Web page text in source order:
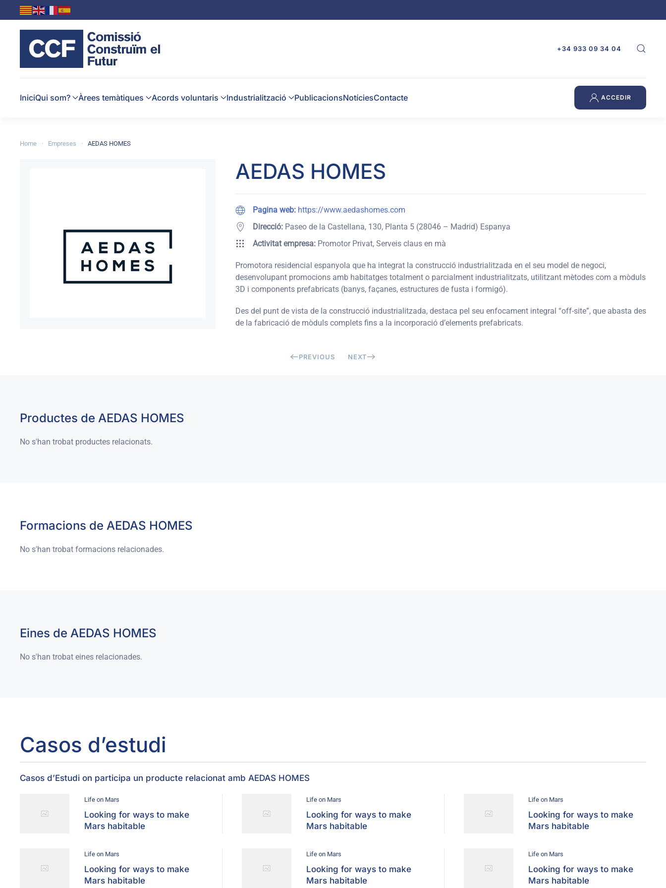
Skip to main content
+34 933 09 34 04
IniciQui som? Àrees temàtiques Acords voluntaris Industrialització PublicacionsNotíciesContacte ACCEDIR
Home Empreses AEDAS HOMES
AEDAS HOMES
Pagina web: https://www.aedashomes.com
Direcció:Paseo de la Castellana, 130, Planta 5 (28046 – Madrid) Espanya
Activitat empresa: Promotor Privat, Serveis claus en mà
Promotora residencial espanyola que ha integrat la construcció industrialitzada en el seu model de negoci,
desenvolupant promocions amb habitatges totalment o parcialment industrialitzats, utilitzant mètodes com a mòduls
3D i components prefabricats (banys, façanes, estructures de fusta i formigó).
Des del punt de vista de la construcció industrialitzada, destaca pel seu enfocament integral “off-site”, que abasta des
de la fabricació de mòduls complets fins a la incorporació d’elements prefabricats.
PREVIOUS NEXT
Productes de AEDAS HOMES
No s'han trobat productes relacionats.
Formacions de AEDAS HOMES
No s'han trobat formacions relacionades.
Eines de AEDAS HOMES
No s'han trobat eines relacionades.
Casos d’estudi
Casos d’Estudi on participa un producte relacionat amb AEDAS HOMES
Life on Mars
Looking for ways to make
Mars habitable
Life on Mars
Looking for ways to make
Mars habitable
Life on Mars
Looking for ways to make
Mars habitable
Life on Mars
Looking for ways to make
Mars habitable
Life on Mars
Looking for ways to make
Mars habitable
Life on Mars
Looking for ways to make
Mars habitable